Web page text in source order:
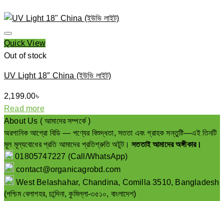
Quick View
Out of stock
UV Light 18″ China (ইউভি লাইট)
2,199.00৳
Read more
About Us ( আমাদের সম্পর্কে )
অরগানিক আগ্রো বিডি — পণ্যের বিশুদ্ধতা, সততা এবং গ্রাহক সন্তুষ্টি—এই তিনটি
মূল মূল্যবোধের প্রতি আমাদের প্রতিশ্রুতি অটুট।সততাই আমাদের অঙ্গীকার।
01805747227 (Call/WhatsApp)
contact@organicagrobd.com
West Belashahar, Chandina, Comilla 3510, Bangladesh
(পশ্চিম বেলাশহর, চান্দিনা, কুমিল্লা-৩৫১০, বাংলাদেশ)